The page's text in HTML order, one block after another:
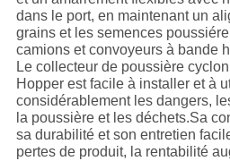
dans le port, en maintenant un
grains et les semences
camions et convoyeurs à bande
Le collecteur de poussière
Hopper est facile à installer et à
considérablement les dangers,
la poussière et les déchets.Sa
sa durabilité et son entretien
pertes de produit, la rentabilité